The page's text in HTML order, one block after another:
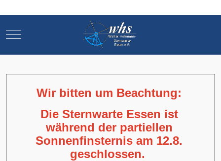
Mobile Menu Toggle
Wir bitten um Beachtung:
Die Sternwarte Essen ist
während der partiellen
Sonnenfinsternis am 12.8.
geschlossen.